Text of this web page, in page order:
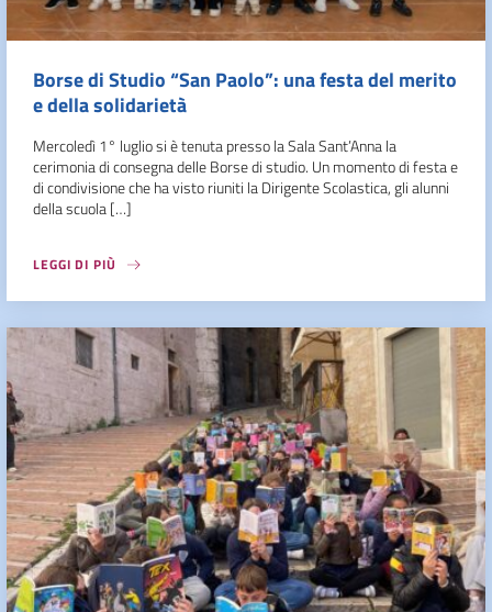
Borse di Studio “San Paolo”: una festa del merito
e della solidarietà
Mercoledì 1° luglio si è tenuta presso la Sala Sant’Anna la
cerimonia di consegna delle Borse di studio. Un momento di festa e
di condivisione che ha visto riuniti la Dirigente Scolastica, gli alunni
della scuola […]
LEGGI DI PIÙ